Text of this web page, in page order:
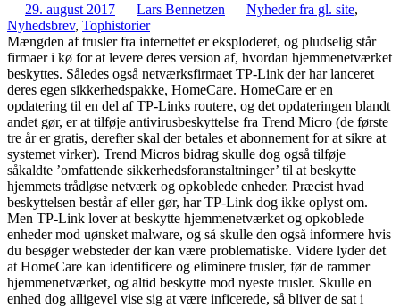
29. august 2017 Lars Bennetzen Nyheder fra gl. site,
Nyhedsbrev, Tophistorier
Mængden af trusler fra internettet er eksploderet, og pludselig står
firmaer i kø for at levere deres version af, hvordan hjemmenetværket
beskyttes. Således også netværksfirmaet TP-Link der har lanceret
deres egen sikkerhedspakke, HomeCare. HomeCare er en
opdatering til en del af TP-Links routere, og det opdateringen blandt
andet gør, er at tilføje antivirusbeskyttelse fra Trend Micro (de første
tre år er gratis, derefter skal der betales et abonnement for at sikre at
systemet virker). Trend Micros bidrag skulle dog også tilføje
såkaldte ’omfattende sikkerhedsforanstaltninger’ til at beskytte
hjemmets trådløse netværk og opkoblede enheder. Præcist hvad
beskyttelsen består af eller gør, har TP-Link dog ikke oplyst om.
Men TP-Link lover at beskytte hjemmenetværket og opkoblede
enheder mod uønsket malware, og så skulle den også informere hvis
du besøger websteder der kan være problematiske. Videre lyder det
at HomeCare kan identificere og eliminere trusler, før de rammer
hjemmenetværket, og altid beskytte mod nyeste trusler. Skulle en
enhed dog alligevel vise sig at være inficerede, så bliver de sat i